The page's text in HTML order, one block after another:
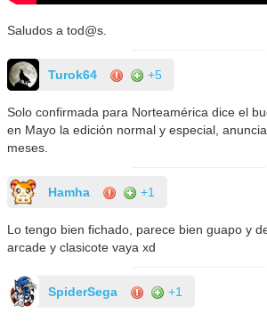
Saludos a tod@s.
Turok64 +5
Solo confirmada para Norteamérica dice el
en Mayo la edición normal y especial,
meses.
Hamha +1
Lo tengo bien fichado, parece bien guapo y
arcade y clasicote vaya xd
SpiderSega +1